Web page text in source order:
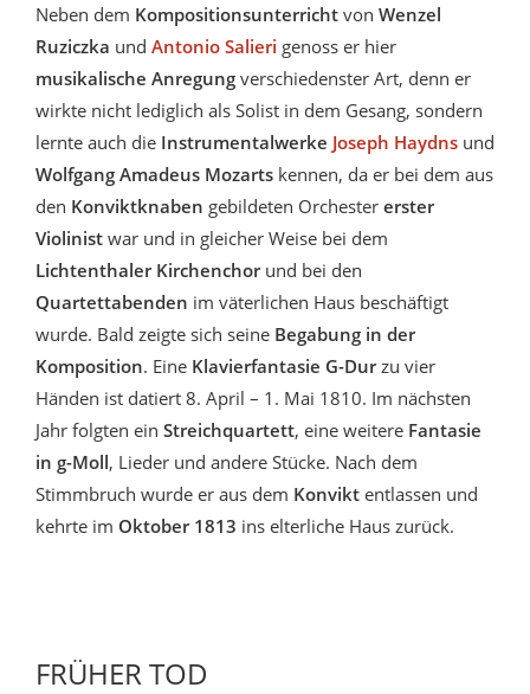
Neben dem Kompositionsunterricht von Wenzel
Ruziczka und Antonio Salieri genoss er hier
musikalische Anregung verschiedenster Art, denn er
wirkte nicht lediglich als Solist in dem Gesang, sondern
lernte auch die Instrumentalwerke Joseph Haydns und
Wolfgang Amadeus Mozarts kennen, da er bei dem aus
den Konviktknaben gebildeten Orchester erster
Violinist war und in gleicher Weise bei dem
Lichtenthaler Kirchenchorund bei den
Quartettabenden im väterlichen Haus beschäftigt
wurde. Bald zeigte sich seine Begabung in der
Komposition. Eine Klavierfantasie G-Durzu vier
Händen ist datiert 8. April – 1. Mai 1810. Im nächsten
Jahr folgten ein Streichquartett, eine weitere Fantasie
in g-Moll, Lieder und andere Stücke. Nach dem
Stimmbruch wurde er aus dem Konvikt entlassen und
kehrte im Oktober 1813 ins elterliche Haus zurück.
FRÜHER TOD